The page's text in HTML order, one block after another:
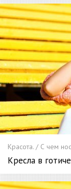
Красота. / С чем
Кресла в